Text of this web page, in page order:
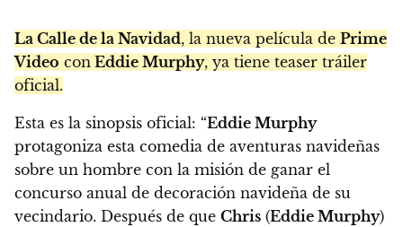
La Calle de la Navidad, la nueva película de Prime
Video con Eddie Murphy, ya tiene teaser tráiler
oficial.
Esta es la sinopsis oficial: “Eddie Murphy
protagoniza esta comedia de aventuras navideñas
sobre un hombre con la misión de ganar el
concurso anual de decoración navideña de su
vecindario. Después de que Chris (Eddie Murphy)